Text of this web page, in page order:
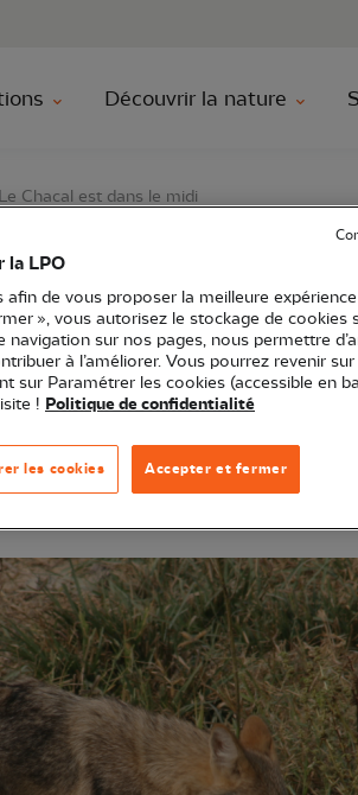
Aller à
Découvrir la nature
Le Chacal est dans le midi
le midi
la LPO
de vous proposer la meilleure
», vous autorisez le stockage de cookies
sur nos pages, nous permettre
à l’améliorer. Vous pourrez revenir
sur Paramétrer les cookies (accessible en
! Politique de confidentialité
Accepter et fermer
les cookies